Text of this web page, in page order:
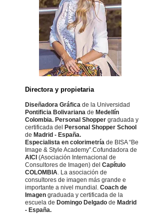
Directora y propietaria
Diseñadora Gráfica de la Universidad
Pontificia Bolivariana de Medellín
Colombia. Personal Shopper graduada y
certificada del
Personal Shopper School
de Madrid - España.
Especialista en colorimetría de BISA “Be
Image & Style Academy”.Cofundadora de
AICI (Asociación Internacional de
Consultores de Imagen) del Capítulo
COLOMBIA. La asociación de
consultores de imagen más grande e
importante a nivel mundial. Coach de
Imagen graduada y certificada de la
escuela de Domingo Delgado de Madrid
- España.